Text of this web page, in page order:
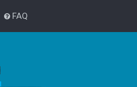
FAQ